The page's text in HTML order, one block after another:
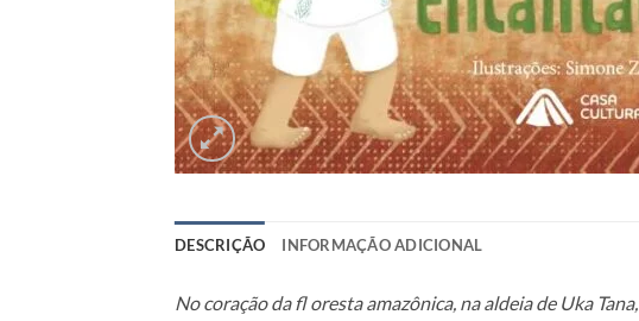
DESCRIÇÃO INFORMAÇÃO ADICIONAL
No coração da fl oresta amazônica, na aldeia de Uka Tana,